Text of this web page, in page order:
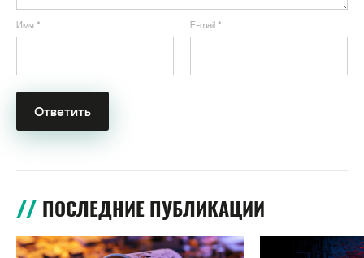
Имя * E-mail *
ПОСЛЕДНИЕ ПУБЛИКАЦИИ